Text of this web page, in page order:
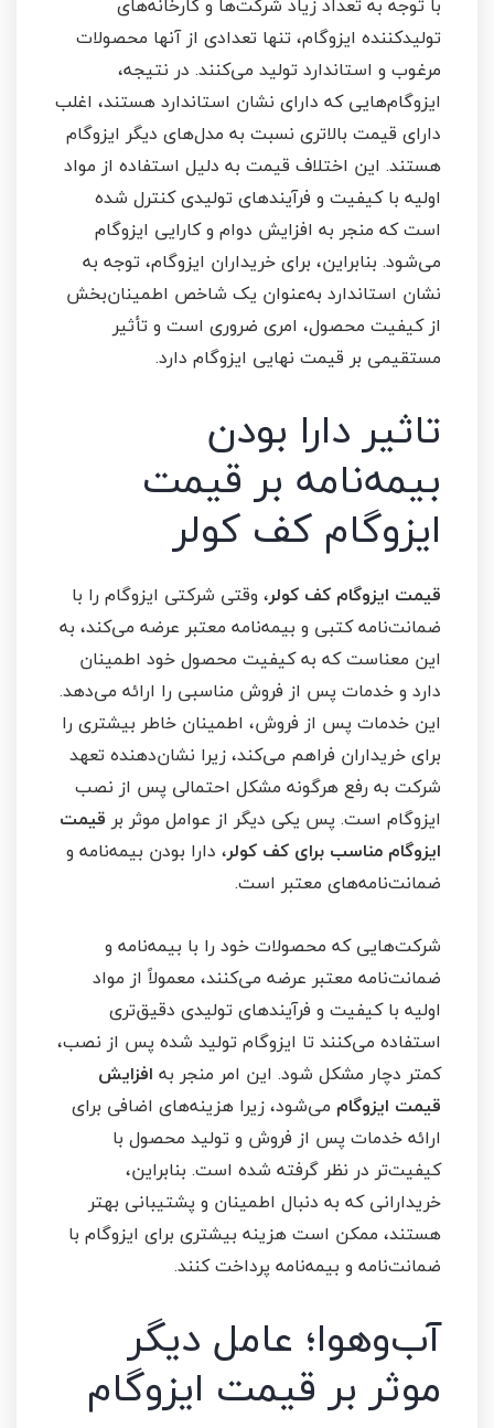
تولیدکننده ایزوگام، تنها تعدادی از آنها محصولات
مرغوب و استاندارد تولید می‌کنند. در نتیجه،
ایزوگام‌هایی که دارای نشان استاندارد هستند، اغلب
دارای قیمت بالاتری نسبت به مدل‌های دیگر ایزوگام
هستند. این اختلاف قیمت به دلیل استفاده از مواد
اولیه با کیفیت و فرآیندهای تولیدی کنترل شده
است که منجر به افزایش دوام و کارایی ایزوگام
می‌شود. بنابراین، برای خریداران ایزوگام، توجه به
نشان استاندارد به‌عنوان یک شاخص اطمینان‌بخش
از کیفیت محصول، امری ضروری است و تأثیر
مستقیمی بر قیمت نهایی ایزوگام دارد.
تاثیر دارا بودن
بیمه‌نامه بر قیمت
ایزوگام کف کولر
قیمت ایزوگام کف کولر، وقتی شرکتی ایزوگام را با
ضمانت‌نامه کتبی و بیمه‌نامه معتبر عرضه می‌کند، به
این معناست که به کیفیت محصول خود اطمینان
دارد و خدمات پس از فروش مناسبی را ارائه می‌دهد.
این خدمات پس از فروش، اطمینان خاطر بیشتری را
برای خریداران فراهم می‌کند، زیرا نشان‌دهنده تعهد
شرکت به رفع هرگونه مشکل احتمالی پس از نصب
ایزوگام است. پس یکی دیگر از عوامل موثر بر قیمت
ایزوگام مناسب برای کف کولر، دارا بودن بیمه‌نامه و
ضمانت‌نامه‌های معتبر است.
شرکت‌هایی که محصولات خود را با بیمه‌نامه و
ضمانت‌نامه معتبر عرضه می‌کنند، معمولاً از مواد
اولیه با کیفیت و فرآیندهای تولیدی دقیق‌تری
استفاده می‌کنند تا ایزوگام تولید شده پس از نصب،
کمتر دچار مشکل شود. این امر منجر به افزایش
قیمت ایزوگام می‌شود، زیرا هزینه‌های اضافی برای
ارائه خدمات پس از فروش و تولید محصول با
کیفیت‌تر در نظر گرفته شده است. بنابراین،
خریدارانی که به دنبال اطمینان و پشتیبانی بهتر
هستند، ممکن است هزینه بیشتری برای ایزوگام با
ضمانت‌نامه و بیمه‌نامه پرداخت کنند.
آب‌وهوا؛ عامل دیگر
موثر بر قیمت ایزوگام